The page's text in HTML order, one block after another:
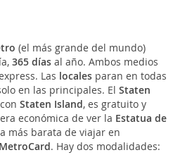
(el más grande del mundo)
365 díasal año. Ambos medios
Las localesparan en todas
en las principales. El Staten
con Staten Island, es gratuito y
económica de ver la Estatua de
más barata de viajar en
MetroCard. Hay dos modalidades: